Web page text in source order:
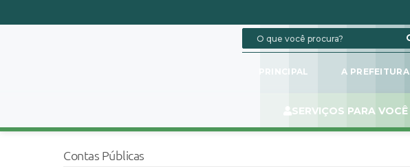
PRINCIPAL A PREFEITURA
SERVIÇOS PARA VOCÊ
Contas Públicas